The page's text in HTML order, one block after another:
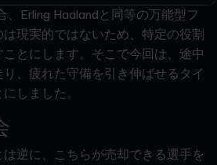
、Erling Haalandと同等の万能型フ
現実的ではないため、特定の役割
とにします。そこで今回は、途中
、疲れた守備を引き伸ばせるタイ
しました。
逆に、こちらが売却できる選手を